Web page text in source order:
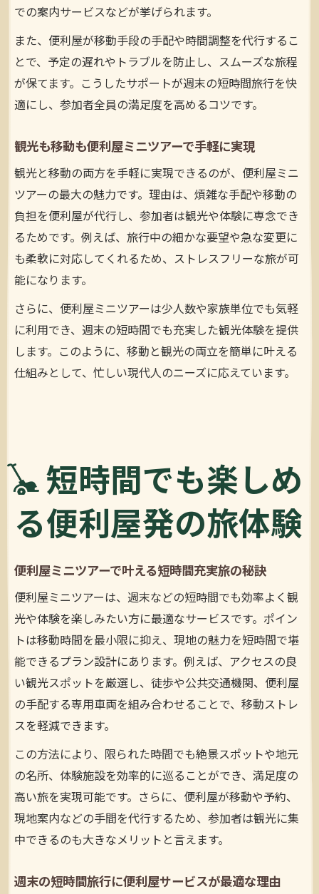
便利屋ミニツアーで家族と快適な観光を楽
仲間と手軽に出かける便利屋ツアーの活用
術
便利屋ミニツアーでグループ旅行を成功さ
参加者の負担を減らす便利屋的日程調整ポ
イント
便利屋ミニツアーでみんなが楽しめる旅を
企画
での案内サービスなどが挙げられます。
また、便利屋が移動手段の手配や時間調整を代行するこ
とで、予定の遅れやトラブルを防止し、スムーズな旅程
が保てます。こうしたサポートが週末の短時間旅行を快
適にし、参加者全員の満足度を高めるコツです。
観光も移動も便利屋ミニツアーで手軽に実現
観光と移動の両方を手軽に実現できるのが、便利屋ミニ
ツアーの最大の魅力です。理由は、煩雑な手配や移動の
負担を便利屋が代行し、参加者は観光や体験に専念でき
るためです。例えば、旅行中の細かな要望や急な変更に
も柔軟に対応してくれるため、ストレスフリーな旅が可
能になります。
さらに、便利屋ミニツアーは少人数や家族単位でも気軽
に利用でき、週末の短時間でも充実した観光体験を提供
します。このように、移動と観光の両立を簡単に叶える
仕組みとして、忙しい現代人のニーズに応えています。
短時間でも楽しめ
る便利屋発の旅体験
便利屋ミニツアーで叶える短時間充実旅の秘訣
便利屋ミニツアーは、週末などの短時間でも効率よく観
光や体験を楽しみたい方に最適なサービスです。ポイン
トは移動時間を最小限に抑え、現地の魅力を短時間で堪
能できるプラン設計にあります。例えば、アクセスの良
い観光スポットを厳選し、徒歩や公共交通機関、便利屋
の手配する専用車両を組み合わせることで、移動ストレ
スを軽減できます。
この方法により、限られた時間でも絶景スポットや地元
の名所、体験施設を効率的に巡ることができ、満足度の
高い旅を実現可能です。さらに、便利屋が移動や予約、
現地案内などの手間を代行するため、参加者は観光に集
中できるのも大きなメリットと言えます。
週末の短時間旅行に便利屋サービスが最適な理由